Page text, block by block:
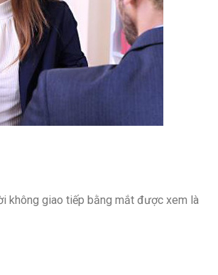
không giao tiếp bằng mắt được xem là